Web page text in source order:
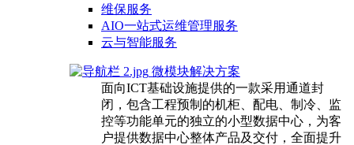
维保服务
AIO一站式运维管理服务
云与智能服务
微模块解决方案
面向ICT基础设施提供的一款采用通道封
闭，包含工程预制的机柜、配电、制冷、监
控等功能单元的独立的小型数据中心，为客
户提供数据中心整体产品及交付，全面提升